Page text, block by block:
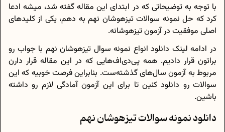
با توجه به توضیحاتی که در ابتدای این مقاله گفته شد، میشه ادعا
کرد که حل نمونه سوالات تیزهوشان نهم به دهم، یکی از کلیدهای
اصلی موفقیت در آزمون تیزهوشانه.
در ادامه لینک دانلود انواع نمونه سوال تیزهوشان نهم با جواب رو
براتون قرار دادیم. همه پی‌دی‌اف‌هایی که در این مقاله قرار دارن
مربوط به آزمون سال‌های گذشته‌ست. بنابراین فرصت خوبیه که این
سوالات رو دانلود کنین تا برای این آزمون آمادگی لازم رو داشته
باشین.
دانلود نمونه سوالات تیزهوشان نهم